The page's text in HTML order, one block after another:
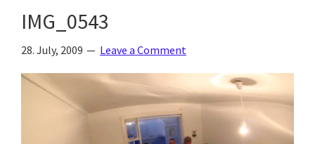
annað
skemmtilegt
:)
IMG_0543
28. July, 2009 Leave a Comment